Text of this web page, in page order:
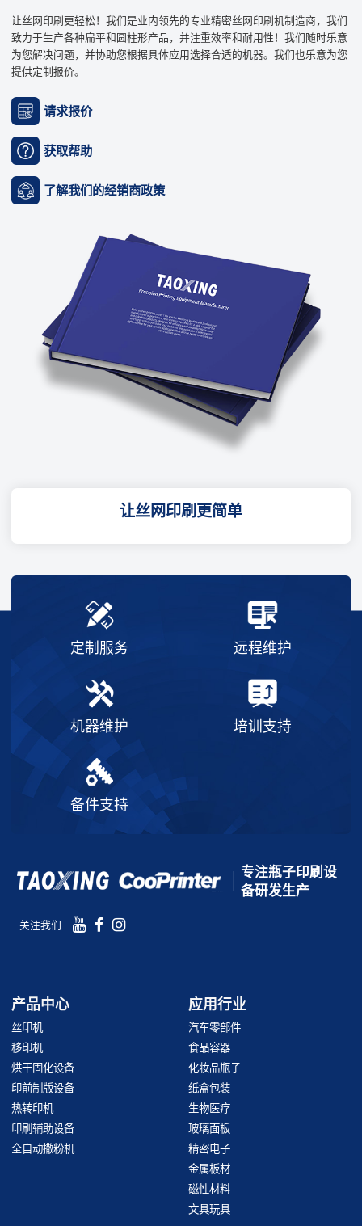
让丝网印刷更轻松！我们是业内领先的专业精密丝网印刷机制造商，我们
致力于生产各种扁平和圆柱形产品，并注重效率和耐用性！我们随时乐意
为您解决问题，并协助您根据具体应用选择合适的机器。我们也乐意为您
提供定制报价。
请求报价
获取帮助
了解我们的经销商政策
让丝网印刷更简单
定制服务 远程维护
机器维护 培训支持
备件支持
专注瓶子印刷设
备研发生产
关注我们
产品中心
丝印机
移印机
烘干固化设备
印前制版设备
热转印机
印刷辅助设备
全自动撒粉机
应用行业
汽车零部件
食品容器
化妆品瓶子
纸盒包装
生物医疗
玻璃面板
精密电子
金属板材
磁性材料
文具玩具